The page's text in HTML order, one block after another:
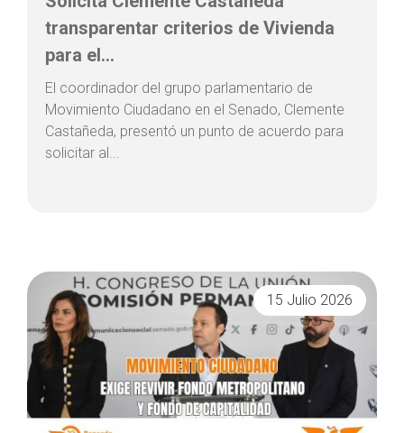
transparentar criterios de Vivienda
para el...
El coordinador del grupo parlamentario de
Movimiento Ciudadano en el Senado, Clemente
Castañeda, presentó un punto de acuerdo para
solicitar al...
15 Julio 2026